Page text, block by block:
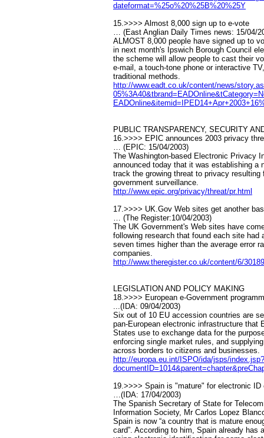
dateformat=%25o%20%25B%20%25Y
15.>>>> Almost 8,000 sign up to e-vote
… (East Anglian Daily Times news: 15/04/
ALMOST 8,000 people have signed up to
in next month's Ipswich Borough Council
the scheme will allow people to cast their
e-mail, a touch-tone phone or interactive
traditional methods.
http://www.eadt.co.uk/content/news/
PUBLIC TRANSPARENCY, SECURITY
16.>>>> EPIC announces 2003 privacy
… (EPIC: 15/04/2003)
The Washington-based Electronic Privacy
announced today that it was establishing a
track the growing threat to privacy resulting
government surveillance.
http://www.epic.org/privacy/threat/pr.html
17.>>>> UK.Gov Web sites get another
… (The Register:10/04/2003)
The UK Government's Web sites have
following research that found each site had
seven times higher than the average error
companies.
http://www.theregister.co.uk/content/6/
LEGISLATION AND POLICY MAKING
18.>>>> European e-Government
...(IDA: 09/04/2003)
Six out of 10 EU accession countries are
pan-European electronic infrastructure that
States use to exchange data for the
enforcing single market rules, and
across borders to citizens and businesses.
http://europa.eu.int/ISPO/ida/jsps/
19.>>>> Spain is "mature" for electronic ID
…(IDA: 17/04/2003)
The Spanish Secretary of State for
Information Society, Mr Carlos Lopez
Spain is now “a country that is mature
card”. According to him, Spain already has